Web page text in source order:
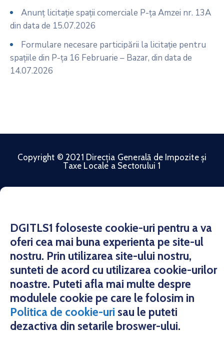
DGITLS1 foloseste cookie-uri pentru a va
oferi cea mai buna experienta pe site-ul
nostru. Prin utilizarea site-ului nostru,
sunteti de acord cu utilizarea cookie-urilor
noastre. Puteti afla mai multe despre
modulele cookie pe care le folosim in
Politica de cookie-uri sau le puteti
dezactiva din setarile broswer-ului.
Anunț licitație spații comerciale P-ța Amzei nr. 13A
din data de 15.07.2026
Formulare necesare participării la licitație pentru
spațiile din P-ța 16 Februarie – Bazar, din data de
14.07.2026
Copyright © 2021 Direcția Generală de Impozite și
Taxe Locale a Sectorului 1